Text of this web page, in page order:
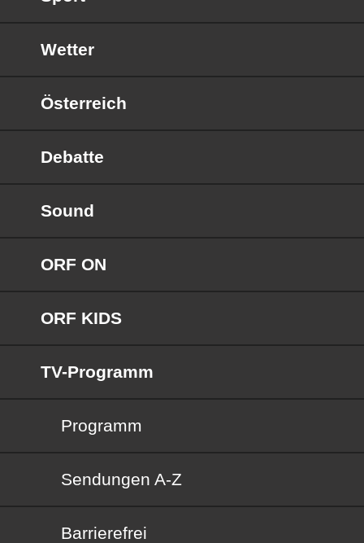
Wetter
Österreich
Debatte
Sound
ORF ON
ORF KIDS
TV-Programm
Programm
Sendungen von A bis Z
Sendungen A-Z
Barrierefrei
Barrierefrei